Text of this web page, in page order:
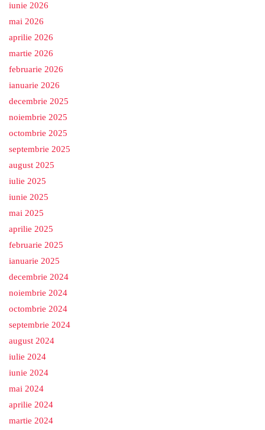
iunie 2026
mai 2026
aprilie 2026
martie 2026
februarie 2026
ianuarie 2026
decembrie 2025
noiembrie 2025
octombrie 2025
septembrie 2025
august 2025
iulie 2025
iunie 2025
mai 2025
aprilie 2025
februarie 2025
ianuarie 2025
decembrie 2024
noiembrie 2024
octombrie 2024
septembrie 2024
august 2024
iulie 2024
iunie 2024
mai 2024
aprilie 2024
martie 2024